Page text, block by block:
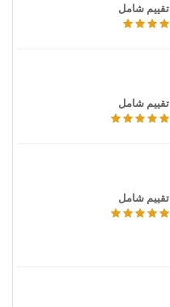
تقييم شامل
تقييم شامل
تقييم شامل